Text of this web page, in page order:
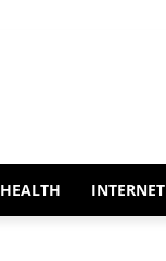
HEALTH INTERNET